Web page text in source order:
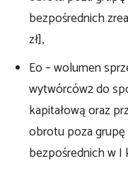
bezpośrednich
zł],
Eo – wolumen
wytwórców2 do
kapitałową oraz
obrotu poza
bezpośrednich w I